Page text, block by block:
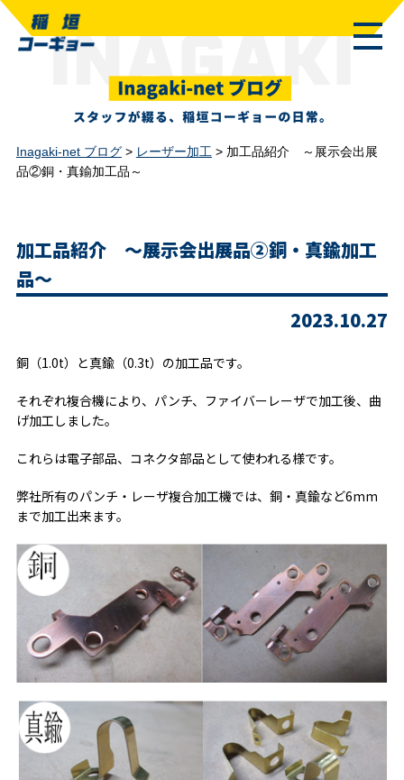
Inagaki-net ブログ> レーザー加工 > 加工品紹介 ～展示会出展
品②銅・真鍮加工品～
加工品紹介 ～展示会出展品②銅・真鍮加工
品～
2023.10.27
銅（1.0t）と真鍮（0.3t）の加工品です。
それぞれ複合機により、パンチ、ファイバーレーザで加工後、曲
げ加工しました。
これらは電子部品、コネクタ部品として使われる様です。
弊社所有のパンチ・レーザ複合加工機では、銅・真鍮など6mm
まで加工出来ます。